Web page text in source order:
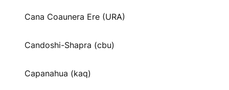
Cana Coaunera Ere (URA)
Candoshi-Shapra (cbu)
Capanahua (kaq)